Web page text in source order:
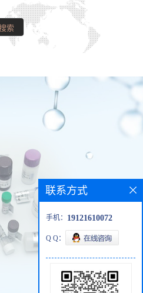
联系方式
手机： 19121610072
Q Q：